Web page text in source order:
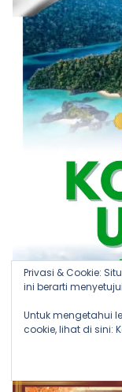
Privasi & Cookie:
ini berarti
Untuk mengetahui
cookie, lihat di sini: